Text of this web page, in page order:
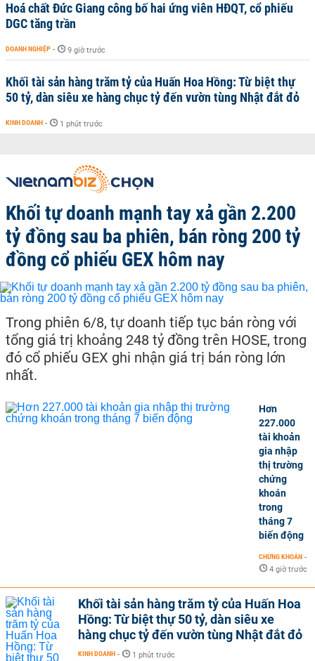
Hoá chất Đức Giang công bố hai ứng viên HĐQT, cổ phiếu
DGC tăng trần
DOANH NGHIỆP - 9 giờ trước
Khối tài sản hàng trăm tỷ của Huấn Hoa Hồng: Từ biệt thự
50 tỷ, dàn siêu xe hàng chục tỷ đến vườn tùng Nhật đắt đỏ
KINH DOANH - 1 phút trước
Khối tự doanh mạnh tay xả gần 2.200
tỷ đồng sau ba phiên, bán ròng 200 tỷ
đồng cổ phiếu GEX hôm nay
Trong phiên 6/8, tự doanh tiếp tục bán ròng với
tổng giá trị khoảng 248 tỷ đồng trên HOSE, trong
đó cổ phiếu GEX ghi nhận giá trị bán ròng lớn
nhất.
Hơn
227.000
tài khoản
gia nhập
thị trường
chứng
khoán
trong
tháng 7
biến động
CHỨNG KHOÁN -
4 giờ trước
Khối tài sản hàng trăm tỷ của Huấn Hoa
Hồng: Từ biệt thự 50 tỷ, dàn siêu xe
hàng chục tỷ đến vườn tùng Nhật đắt đỏ
KINH DOANH - 1 phút trước